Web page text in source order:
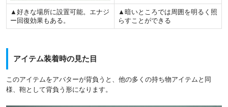
▲好きな場所に設置可能。エナジ
ー回復効果もある。
▲暗いところでは周囲を明るく照
らすことができる
アイテム装着時の見た目
このアイテムをアバターが背負うと、他の多くの持ち物アイテムと同
様、鞄として背負う形になります。